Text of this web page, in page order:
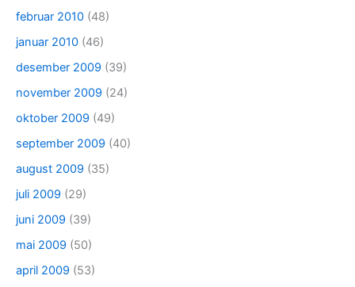
februar 2010 (48)
januar 2010 (46)
desember 2009 (39)
november 2009 (24)
oktober 2009 (49)
september 2009 (40)
august 2009 (35)
juli 2009 (29)
juni 2009 (39)
mai 2009 (50)
april 2009 (53)